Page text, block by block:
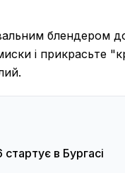
блендером
і прикрасьте
в Бургасі